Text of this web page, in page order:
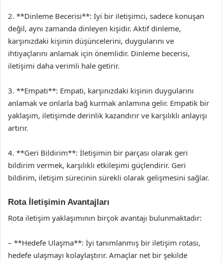
2. **Dinleme Becerisi**: İyi bir iletişimci, sadece konuşan
değil, aynı zamanda dinleyen kişidir. Aktif dinleme,
karşınızdaki kişinin düşüncelerini, duygularını ve
ihtiyaçlarını anlamak için önemlidir. Dinleme becerisi,
iletişimi daha verimli hale getirir.
3. **Empati**: Empati, karşınızdaki kişinin duygularını
anlamak ve onlarla bağ kurmak anlamına gelir. Empatik bir
yaklaşım, iletişimde derinlik kazandırır ve karşılıklı anlayışı
artırır.
4. **Geri Bildirim**: İletişimin bir parçası olarak geri
bildirim vermek, karşılıklı etkileşimi güçlendirir. Geri
bildirim, iletişim sürecinin sürekli olarak gelişmesini sağlar.
Rota İletişimin Avantajları
Rota iletişim yaklaşımının birçok avantajı bulunmaktadır:
– **Hedefe Ulaşma**: İyi tanımlanmış bir iletişim rotası,
hedefe ulaşmayı kolaylaştırır. Amaçlar net bir şekilde